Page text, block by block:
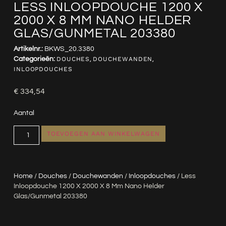
LESS INLOOPDOUCHE 1200 X
2000 X 8 MM NANO HELDER
GLAS/GUNMETAL 203380
Home/ Douches/ Douchewanden / Inloopdouches/ Less
Inloopdouche 1200 X 2000 X 8 Mm Nano Helder
Glas/gunmetal 203380
Artikelnr.: BKWS_20.3380
Categorieën: DOUCHES, DOUCHEWANDEN,
INLOOPDOUCHES
€ 334,54
Aantal
TOEVOEGEN AAN WINKELWAGEN